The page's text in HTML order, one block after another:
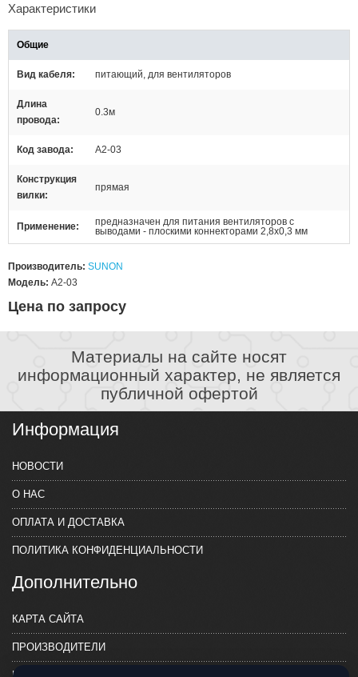
Характеристики
Общие
Вид кабеля питающий, для вентиляторов
Длина
провода
0.3м
Код завода A2-03
Конструкция
вилки
прямая
Применение
предназначен для питания вентиляторов с
выводами - плоскими коннекторами 2,8x0,3 мм
Производитель: SUNON
Модель: A2-03
Цена по запросу
Материалы на сайте носят
информационный характер, не является
публичной офертой
Информация
НОВОСТИ
О НАС
ОПЛАТА И ДОСТАВКА
ПОЛИТИКА КОНФИДЕНЦИАЛЬНОСТИ
Дополнительно
КАРТА САЙТА
ПРОИЗВОДИТЕЛИ
КОНТАКТЫ